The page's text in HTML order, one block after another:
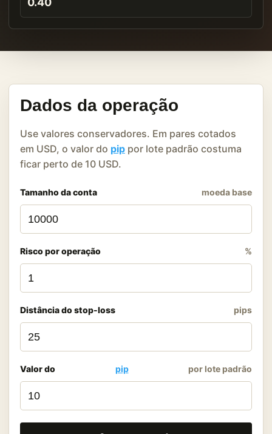
Dados da operação
Use valores conservadores. Em pares cotados
em USD, o valor do pip por lote padrão costuma
ficar perto de 10 USD.
Tamanho da conta moeda base
Risco por operação %
Distância do stop-loss pips
Valor do pip por lote padrão